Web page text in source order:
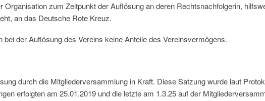
Organisation zum Zeitpunkt der Auflösung an deren Rechtsnachfolgerin,
an das Deutsche Rote Kreuz.
bei der Auflösung des Vereins keine Anteile des Vereinsvermögens.
durch die Mitgliederversammlung in Kraft. Diese Satzung wurde laut
erfolgten am 25.01.2019 und die letzte am 1.3.25 auf der